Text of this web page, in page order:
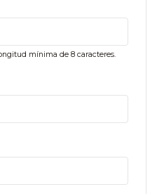
mínima de 8 caracteres.